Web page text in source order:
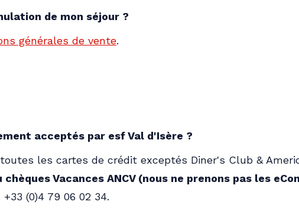
de mon séjour ?
générales de vente.
acceptés par esf Val d'Isère ?
les cartes de crédit exceptés Diner's Club &
chèques Vacances ANCV (nous ne prenons pas les
(0)4 79 06 02 34.